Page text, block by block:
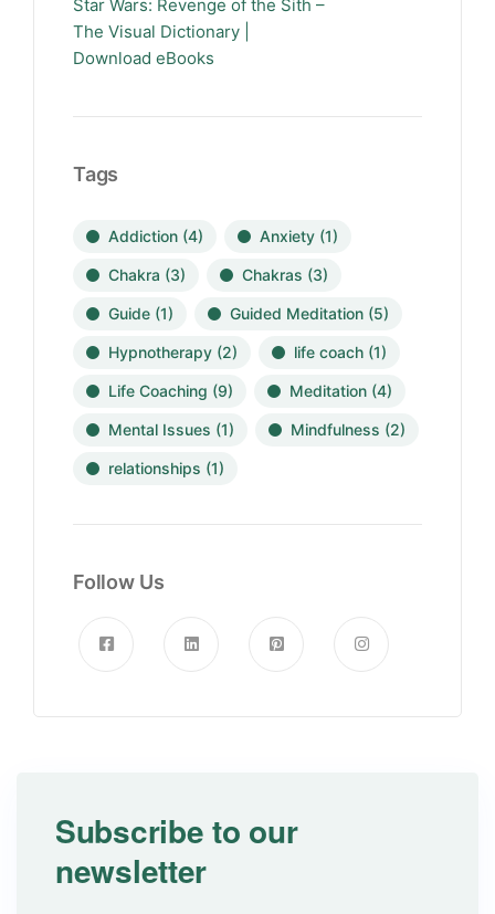
Star Wars: Revenge of the Sith –
The Visual Dictionary |
Download eBooks
Tags
Addiction (4) Anxiety (1)
Chakra (3) Chakras (3)
Guide (1) Guided Meditation (5)
Hypnotherapy (2) life coach (1)
Life Coaching (9) Meditation (4)
Mental Issues (1) Mindfulness (2)
relationships (1)
Follow Us
Subscribe to our
newsletter